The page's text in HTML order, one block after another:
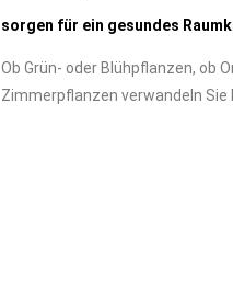
sorgen für ein gesundes
Ob Grün- oder Blühpflanzen, ob
Zimmerpflanzen verwandeln Sie